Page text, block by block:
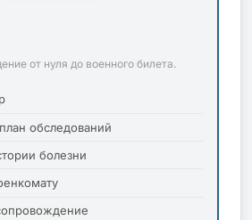
от нуля до военного билета.
обследований
болезни